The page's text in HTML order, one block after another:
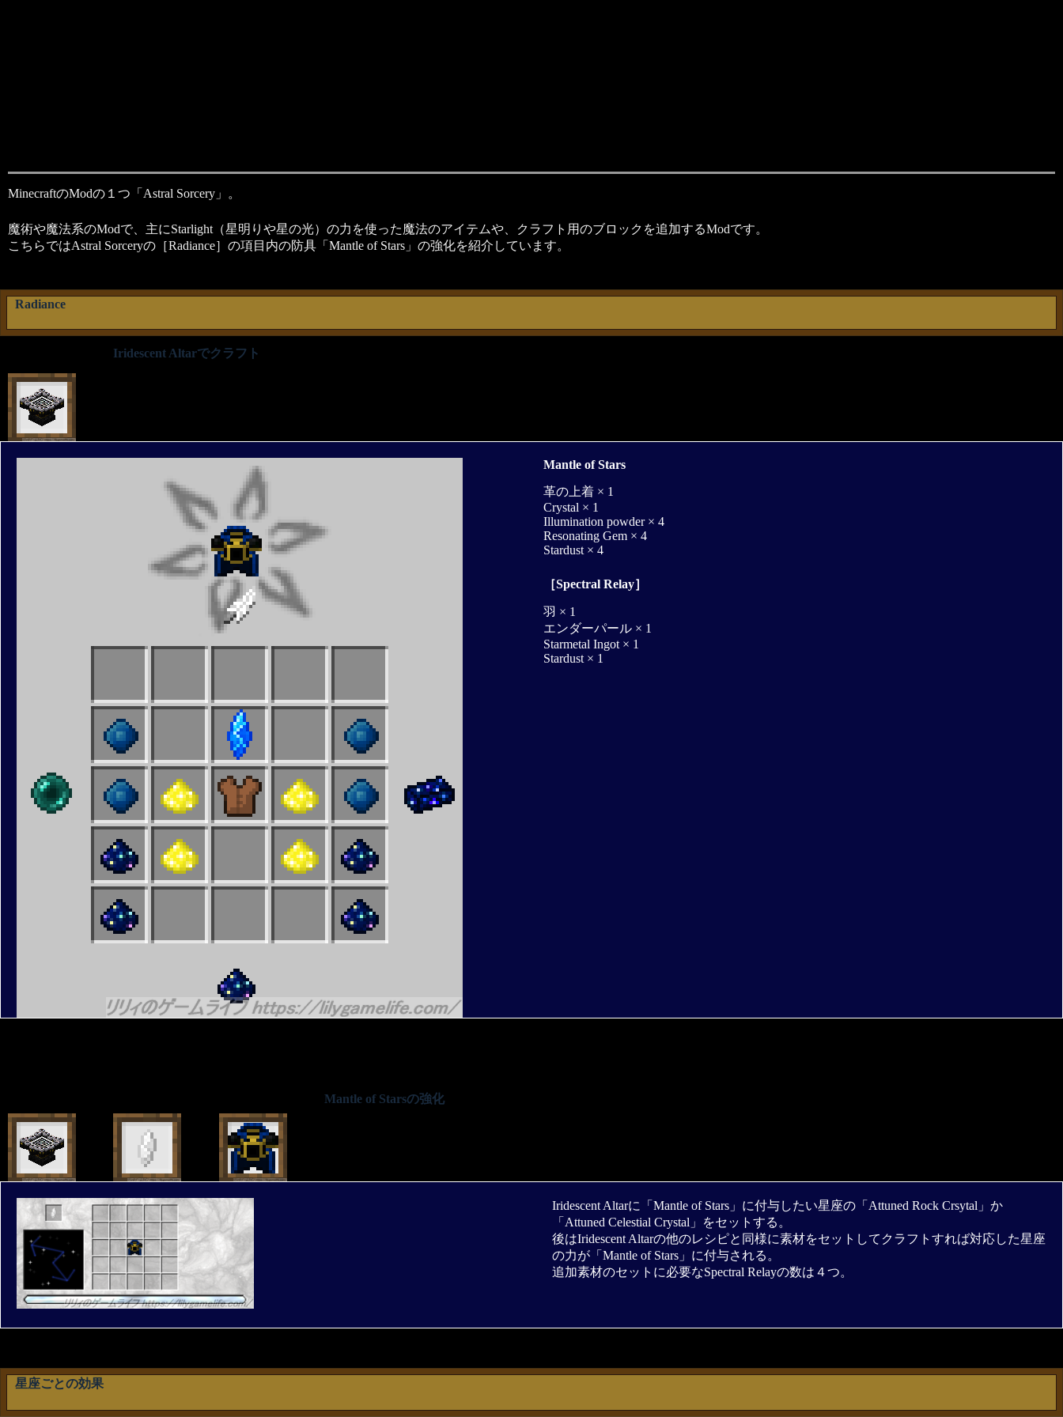
MinecraftのModの１つ「Astral Sorcery」。
魔術や魔法系のModで、主にStarlight（星明りや星の光）の力を使った魔法のアイテムや、クラフト用のブロックを追加するModです。
こちらではAstral Sorceryの［Radiance］の項目内の防具「Mantle of Stars」の強化を紹介しています。
Radiance
Iridescent Altarでクラフト
Mantle of Stars
革の上着 × 1
Crystal × 1
Illumination powder × 4
Resonating Gem × 4
Stardust × 4
［Spectral Relay］
羽 × 1
エンダーパール × 1
Starmetal Ingot × 1
Stardust × 1
Mantle of Starsの強化
Iridescent Altarに「Mantle of Stars」に付与したい星座の「Attuned Rock Crsytal」か
「Attuned Celestial Crystal」をセットする。
後はIridescent Altarの他のレシピと同様に素材をセットしてクラフトすれば対応した星座
の力が「Mantle of Stars」に付与される。
追加素材のセットに必要なSpectral Relayの数は４つ。
星座ごとの効果